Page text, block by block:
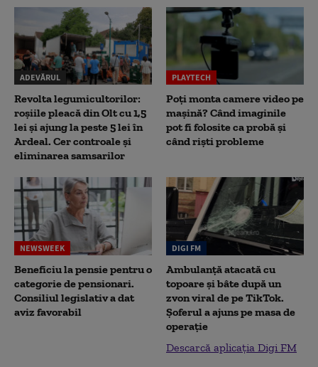
ADEVĂRUL
Revolta legumicultorilor:
roșiile pleacă din Olt cu 1,5
lei și ajung la peste 5 lei în
Ardeal. Cer controale și
eliminarea samsarilor
PLAYTECH
Poți monta camere video pe
mașină? Când imaginile
pot fi folosite ca probă și
când riști probleme
NEWSWEEK
Beneficiu la pensie pentru o
categorie de pensionari.
Consiliul legislativ a dat
aviz favorabil
DIGI FM
Ambulanță atacată cu
topoare și bâte după un
zvon viral de pe TikTok.
Șoferul a ajuns pe masa de
operație
Descarcă aplicația Digi FM